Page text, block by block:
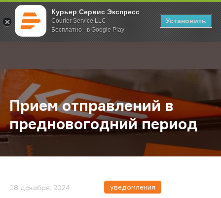
Курьер Сервис Экспресс
Courier Service LLC
Бесплатно - в Google Play
Установить
; Главная О компании Новости Прием отправлений в
Прием отправлений в
предновогодний период
18 декабря, 2024 уведомления